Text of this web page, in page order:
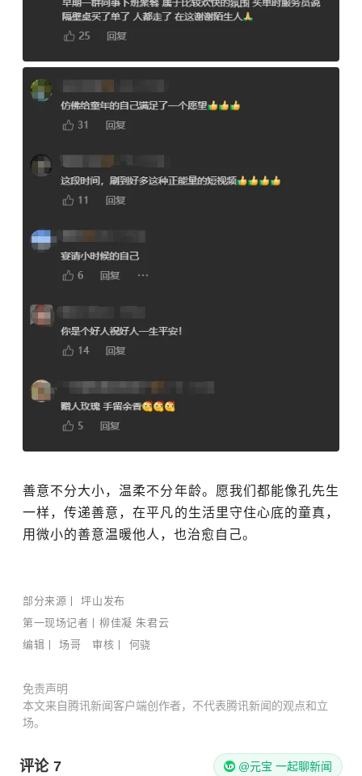
善意不分大小，温柔不分年龄。 愿我们都能像孔先生
一样，传递善意，在平凡的生活里守住心底的童真，
用微小的善意温暖他人，也治愈自己。
部分来源丨 坪山发布
第一现场记者丨柳佳凝 朱君云
编辑丨 场哥 审核丨 何骁
免责声明
本文来自腾讯新闻客户端创作者，不代表腾讯新闻的观点和立
场。
评论 7 @元宝 一起聊新闻
评论加载失败，请点击重试